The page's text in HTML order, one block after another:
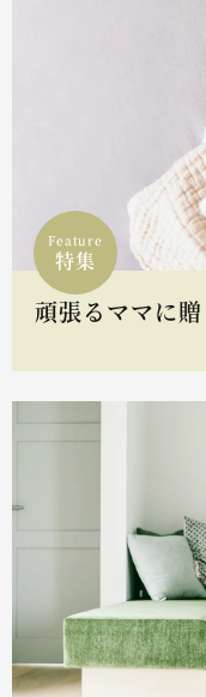
Feature
特集
頑張るママに